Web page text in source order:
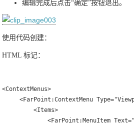
编辑完成后点击“确定”按钮退出。
使用代码创建：
HTML 标记：
<ContextMenus>
<FarPoint:ContextMenu
         <Items>
<FarPoint:MenuItem